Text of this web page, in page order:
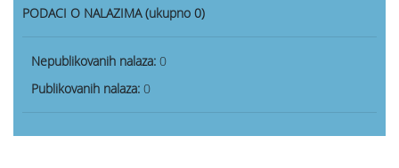
PODACI O NALAZIMA (ukupno 0)
Nepublikovanih nalaza: 0
Publikovanih nalaza: 0